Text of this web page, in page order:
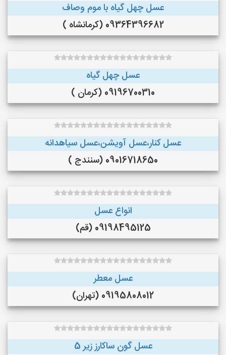
عسل چهل گیاه با موم وصاف
09364396682 (کرمانشاه )
عسل چهل گیاه
09196700310 (کرمان )
عسل کنار،عسل آویشن،عسل سیاهدانه
09016718650 (سنندج )
انواع عسل
09198495125 (قم)
عسل معطر
09195808012 (تهران)
عسل گون ساکارز زیر 5